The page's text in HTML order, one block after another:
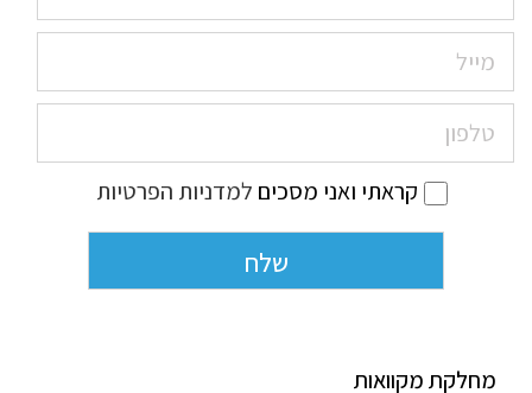
קראתי ואני מסכים למדניות הפרטיות
מחלקת מקוואות